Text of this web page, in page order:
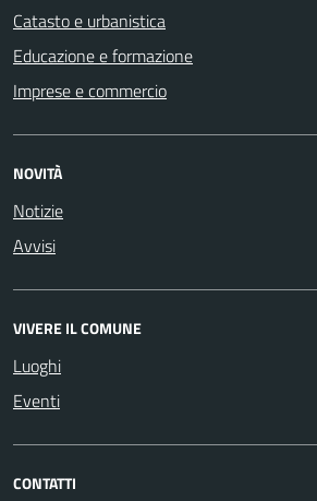
Catasto e urbanistica
Educazione e formazione
Imprese e commercio
NOVITÀ
Notizie
Avvisi
VIVERE IL COMUNE
Luoghi
Eventi
CONTATTI